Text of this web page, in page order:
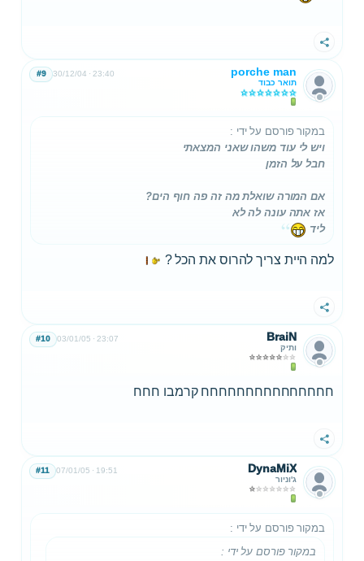
שתף
porche man
תואר כבוד
30/12/04 23:40
#9
במקור פורסם על ידי :
ויש לי עוד משהו שאני המצאתי
חבל על הזמן
אם המורה שואלת מה זה פה חוף הים?
אז אתה עונה לה לא
ליד
למה היית צריך להרוס את הכל ?
שתף
BraiN
ותיק
03/01/05 23:07
#10
חחחחחחחחחחחחחחח קרמבו חחח
שתף
DynaMiX
ג'וניור
07/01/05 19:51
#11
במקור פורסם על ידי :
במקור פורסם על ידי :